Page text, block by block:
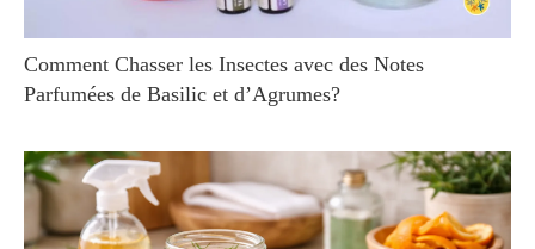
Comment Chasser les Insectes avec des Notes
Parfumées de Basilic et d’Agrumes?